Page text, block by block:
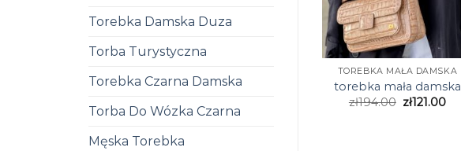
Torebka Damska Duza
Torba Turystyczna
Torebka Czarna Damska
Torba Do Wózka Czarna
Męska Torebka
TOREBKA MAŁA DAMSKA
torebka mała damska
zł194.00 zł121.00